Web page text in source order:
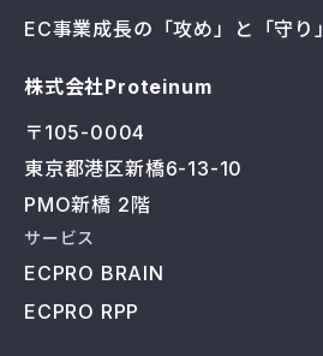
EC事業成長の「攻め」と「守り
株式会社Proteinum
〒105-0004
東京都港区新橋6-13-10
PMO新橋 2階
サービス
ECPRO BRAIN
ECPRO RPP